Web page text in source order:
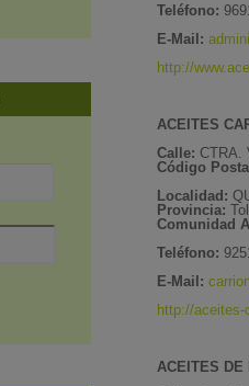
Teléfono:
E-Mail:
http://
ACEITES
Calle: CTRA.
Código
Localidad:
Provincia:
Comunidad
Teléfono:
E-Mail:
http://aceites-
ACEITES DE